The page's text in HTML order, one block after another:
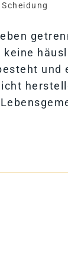
Scheidung
und